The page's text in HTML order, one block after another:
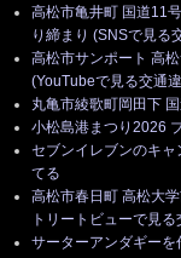
高松市亀井町 国道11
り締まり (SNSで見る
高松市サンポート 高
(YouTubeで見る交通
丸亀市綾歌町岡田下
小松島港まつり2026
セブンイレブンのキ
てる
高松市春日町 高松大
トリートビューで見
サーターアンダギーを